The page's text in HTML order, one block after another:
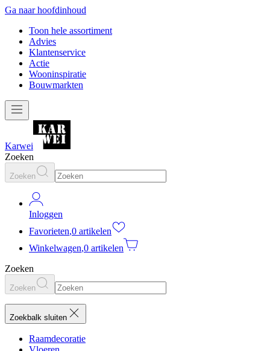
Ga naar hoofdinhoud
Toon hele assortiment
Advies
Klantenservice
Actie
Wooninspiratie
Bouwmarkten
Karwei
Zoeken
Zoeken
Inloggen
Favorieten,0 artikelen
Winkelwagen,0 artikelen
Zoeken
Zoeken
Zoekbalk sluiten
Raamdecoratie